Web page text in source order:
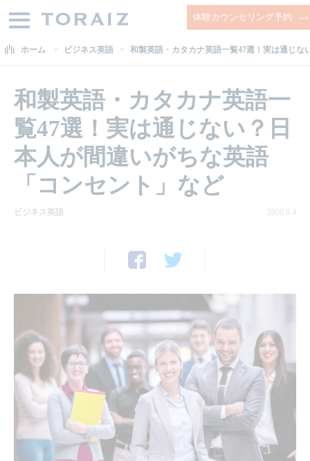
体験カウンセリング予約
ホーム ビジネス英語 和製英語・カタカナ英語一覧47選！実は通じ
和製英語・カタカナ英語一
覧47選！実は通じない？日
本人が間違いがちな英語
「コンセント」など
ビジネス英語 2020.9.4